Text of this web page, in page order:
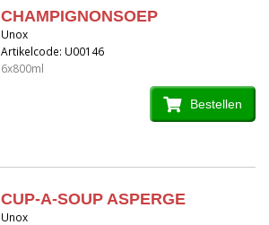
CHAMPIGNONSOEP
Unox
Artikelcode: U00146
6x800ml
Bestellen
CUP-A-SOUP ASPERGE
Unox